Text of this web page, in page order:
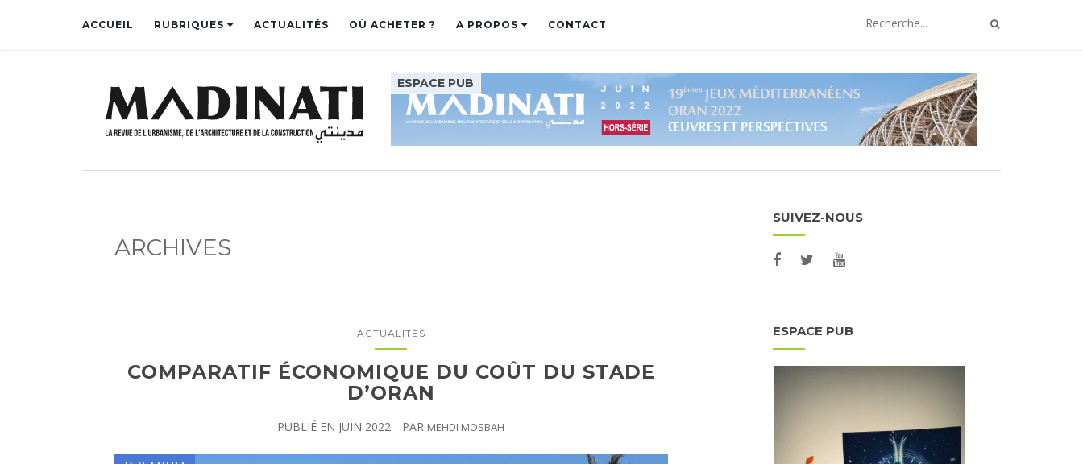
ACCUEIL RUBRIQUES ACTUALITÉS OÙ ACHETER ? A PROPOS CONTACT
ARCHIVES
ACTUALITÉS
COMPARATIF ÉCONOMIQUE DU COÛT DU STADE
D’ORAN
PUBLIÉ EN JUIN 2022 PAR MEHDI MOSBAH
SUIVEZ-NOUS
ESPACE PUB